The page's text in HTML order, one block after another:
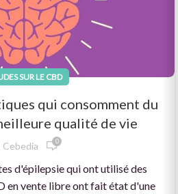
SUR LE CBD
qui consomment du
qualité de vie
Cebedia 0
d'épilepsie qui ont utilisé des
en vente libre ont fait état d'une